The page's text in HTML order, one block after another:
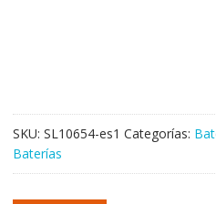
SKU: SL10654-es1 Categorías:
Baterías